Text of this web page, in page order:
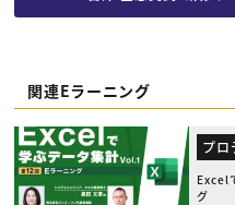
関連Eラーニング
プロ
Excel
グ